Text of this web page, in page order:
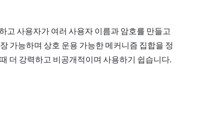
고 사용자가 여러 사용자 이름과 암호를 만들고
가능하며 상호 운용 가능한 메커니즘 집합을 정
더 강력하고 비공개적이며 사용하기 쉽습니다.